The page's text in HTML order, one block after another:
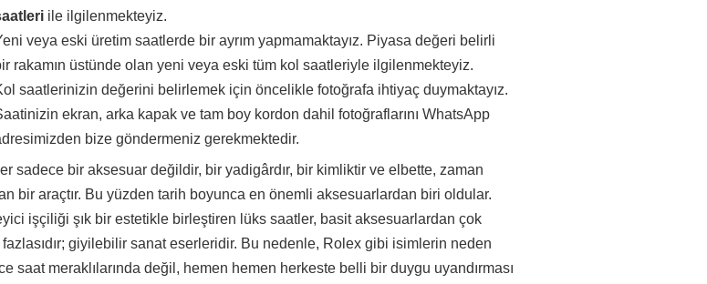
ile ilgilenmekteyiz.
veya eski üretim saatlerde bir ayrım yapmamaktayız. Piyasa değeri belirli
rakamın üstünde olan yeni veya eski tüm kol saatleriyle ilgilenmekteyiz.
saatlerinizin değerini belirlemek için öncelikle fotoğrafa ihtiyaç duymaktayız.
ekran, arka kapak ve tam boy kordon dahil fotoğraflarını WhatsApp
bize göndermeniz gerekmektedir.
sadece bir aksesuar değildir, bir yadigârdır, bir kimliktir ve elbette, zaman
bir araçtır. Bu yüzden tarih boyunca en önemli aksesuarlardan biri oldular.
işçiliği şık bir estetikle birleştiren lüks saatler, basit aksesuarlardan çok
giyilebilir sanat eserleridir. Bu nedenle, Rolex gibi isimlerin neden
saat meraklılarında değil, hemen hemen herkeste belli bir duygu uyandırması